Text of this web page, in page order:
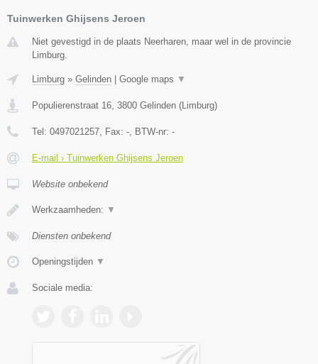
Tuinwerken Ghijsens Jeroen
Niet gevestigd in de plaats Neerharen, maar wel in de provincie
Limburg.
Limburg » Gelinden Google maps ▼
Populierenstraat 16 3800 Gelinden ( Limburg)
Tel: 0497021257 , Fax: - , BTW-nr: -
E-mail › Tuinwerken Ghijsens Jeroen
Website onbekend
Werkzaamheden: ▼
Diensten onbekend
Openingstijden ▼
Sociale media: